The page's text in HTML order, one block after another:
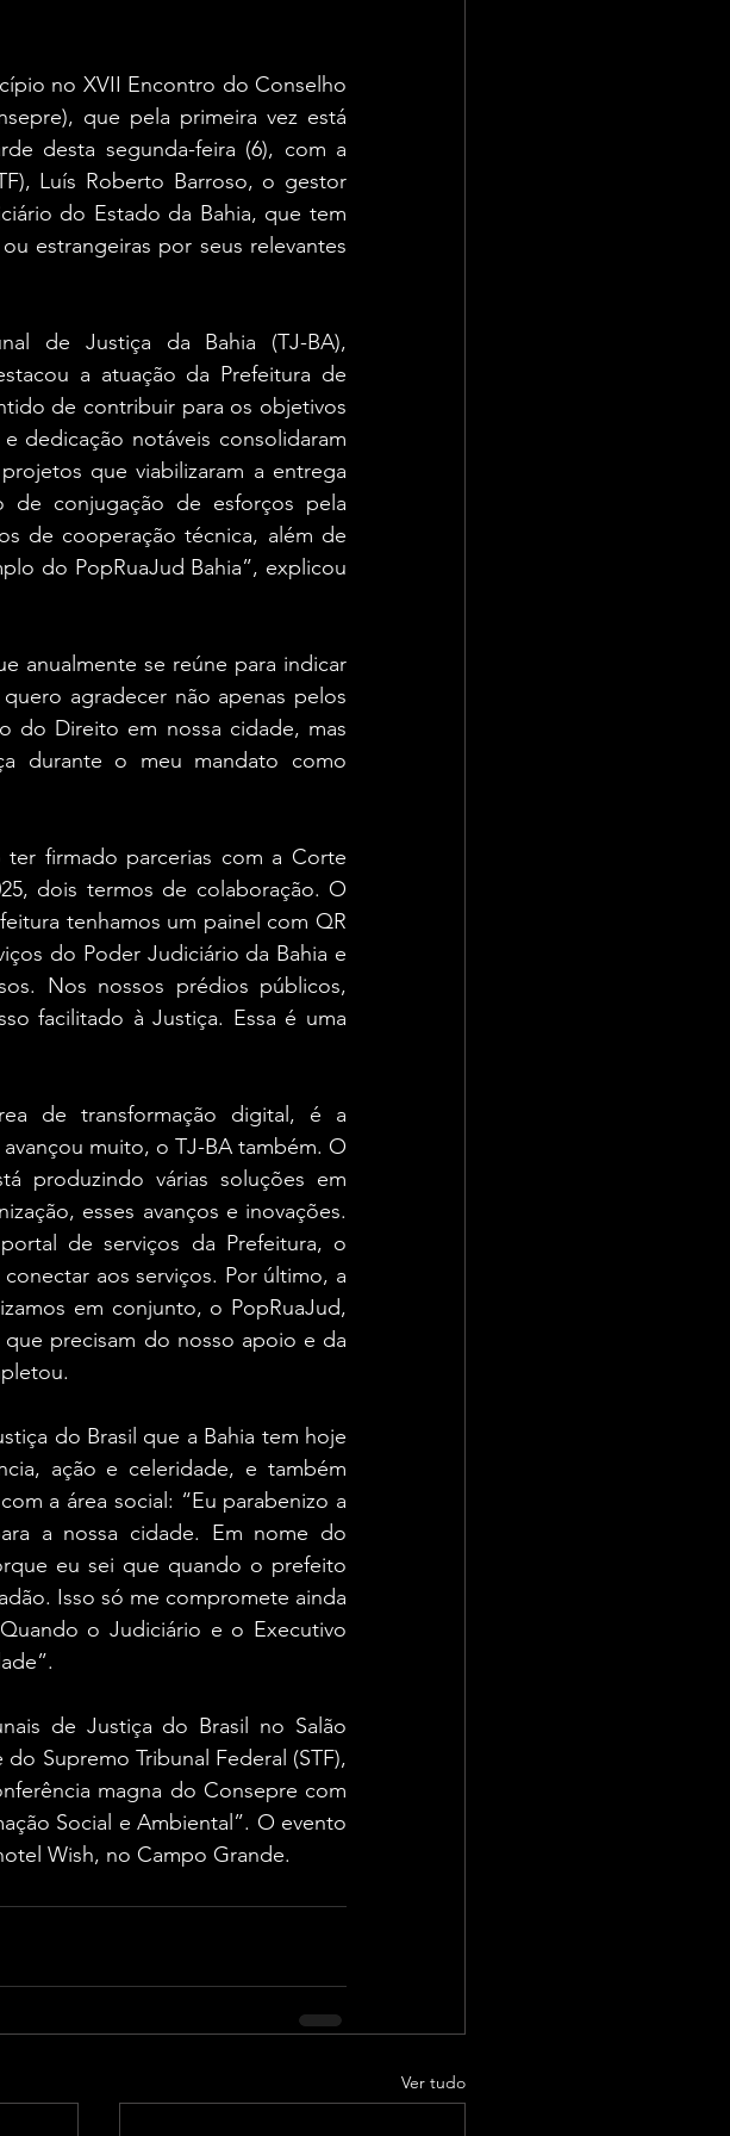
no XVII Encontro do Conselho
que pela primeira vez está
desta segunda-feira (6), com a
Luís Roberto Barroso, o gestor
do Estado da Bahia, que tem
estrangeiras por seus relevantes
de Justiça da Bahia (TJ-BA),
a atuação da Prefeitura de
de contribuir para os objetivos
dedicação notáveis consolidaram
que viabilizaram a entrega
de conjugação de esforços pela
de cooperação técnica, além de
do PopRuaJud Bahia”, explicou
anualmente se reúne para indicar
agradecer não apenas pelos
do Direito em nossa cidade, mas
durante o meu mandato como
firmado parcerias com a Corte
dois termos de colaboração. O
tenhamos um painel com QR
do Poder Judiciário da Bahia e
Nos nossos prédios públicos,
facilitado à Justiça. Essa é uma
de transformação digital, é a
muito, o TJ-BA também. O
produzindo várias soluções em
esses avanços e inovações.
de serviços da Prefeitura, o
aos serviços. Por último, a
em conjunto, o PopRuaJud,
precisam do nosso apoio e da
do Brasil que a Bahia tem hoje
ação e celeridade, e também
a área social: “Eu parabenizo a
a nossa cidade. Em nome do
eu sei que quando o prefeito
Isso só me compromete ainda
o Judiciário e o Executivo
de Justiça do Brasil no Salão
Supremo Tribunal Federal (STF),
magna do Consepre com
Social e Ambiental”. O evento
Wish, no Campo Grande.
Ver tudo